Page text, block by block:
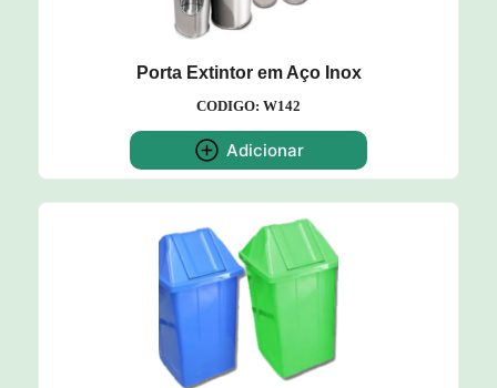
Porta Extintor em Aço Inox
CODIGO: W142
Adicionar